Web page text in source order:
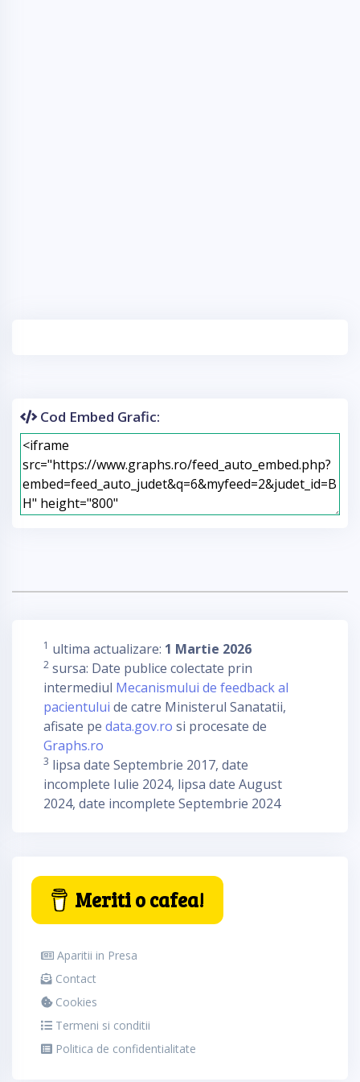
Cod Embed Grafic:
1 ultima actualizare: 1 Martie 2026
2 sursa: Date publice colectate prin
intermediul Mecanismului de feedback al
pacientului de catre Ministerul Sanatatii,
afisate pe data.gov.ro si procesate de
Graphs.ro
3 lipsa date Septembrie 2017, date
incomplete Iulie 2024, lipsa date August
2024, date incomplete Septembrie 2024
Meriti o cafea!
Aparitii in Presa
Contact
Cookies
Termeni si conditii
Politica de confidentialitate